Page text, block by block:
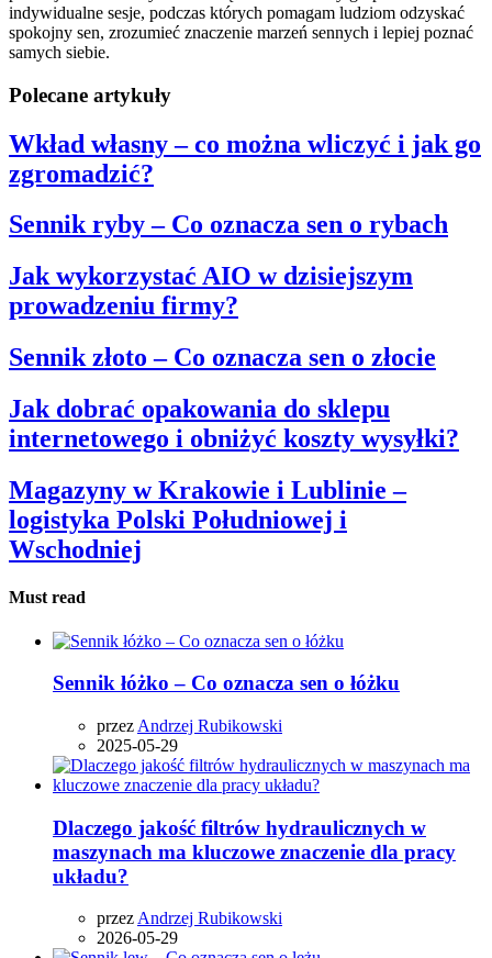
indywidualne sesje, podczas których pomagam ludziom odzyskać
spokojny sen, zrozumieć znaczenie marzeń sennych i lepiej poznać
samych siebie.
Polecane artykuły
Wkład własny – co można wliczyć i jak go
zgromadzić?
Sennik ryby – Co oznacza sen o rybach
Jak wykorzystać AIO w dzisiejszym
prowadzeniu firmy?
Sennik złoto – Co oznacza sen o złocie
Jak dobrać opakowania do sklepu
internetowego i obniżyć koszty wysyłki?
Magazyny w Krakowie i Lublinie –
logistyka Polski Południowej i
Wschodniej
Must read
Sennik łóżko – Co oznacza sen o łóżku
przez Andrzej Rubikowski
2025-05-29
Dlaczego jakość filtrów hydraulicznych w
maszynach ma kluczowe znaczenie dla pracy
układu?
przezAndrzej Rubikowski
2026-05-29